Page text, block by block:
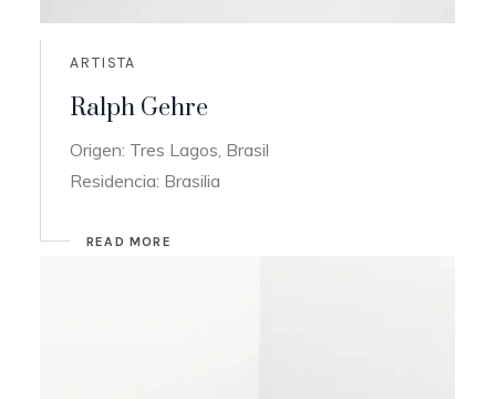
ARTISTA
Ralph Gehre
Origen: Tres Lagos, Brasil
Residencia: Brasilia
READ MORE